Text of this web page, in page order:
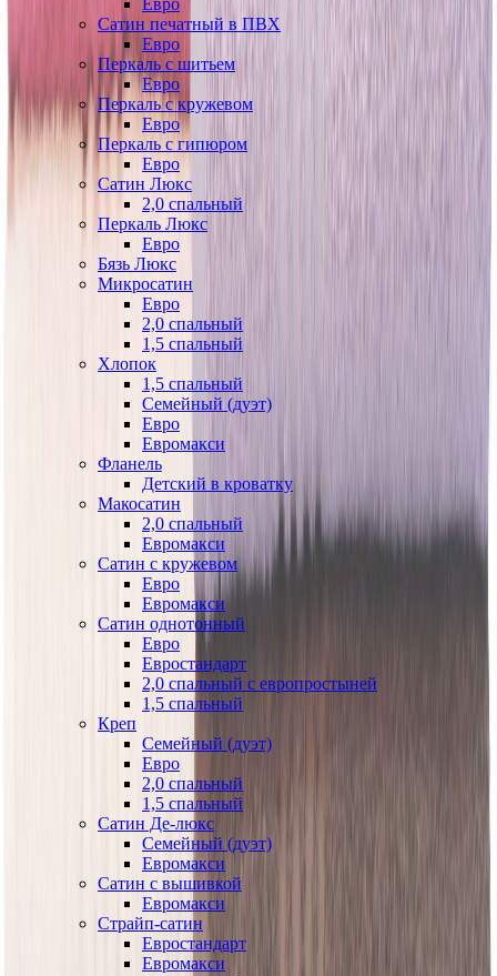
Сатин печатный в ПВХ
Евро
Перкаль с шитьем
Евро
Перкаль с кружевом
Евро
Перкаль с гипюром
Евро
Сатин Люкс
2,0 спальный
Перкаль Люкс
Евро
Бязь Люкс
Микросатин
Евро
2,0 спальный
1,5 спальный
Хлопок
1,5 спальный
Семейный (дуэт)
Евро
Евромакси
Фланель
Детский в кроватку
Макосатин
2,0 спальный
Евромакси
Сатин с кружевом
Евро
Евромакси
Сатин однотонный
Евро
Евростандарт
2,0 спальный с европростыней
1,5 спальный
Креп
Семейный (дуэт)
Евро
2,0 спальный
1,5 спальный
Сатин Де-люкс
Семейный (дуэт)
Евромакси
Сатин с вышивкой
Евромакси
Страйп-сатин
Евростандарт
Евромакси